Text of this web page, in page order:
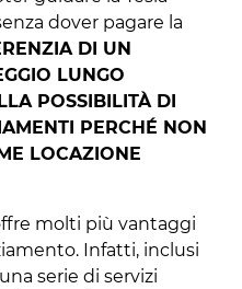
dover pagare la
DI UN
LUNGO
POSSIBILITÀ DI
PERCHÉ NON
LOCAZIONE
molti più vantaggi
Infatti, inclusi
serie di servizi